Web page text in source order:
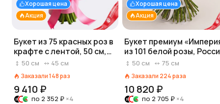
Акция
Хорошая цена
Букет из 75 красных роз в
крафте с лентой, 50 см,
Россия
50 см 45 см
Заказали148раз
9 410 ₽
по 2 352 ₽ ×4
Акция
Хорошая цена
Букет премиум
из 101 белой розы,
50 см
50 см 75 см
Заказали 224раза
10 820 ₽
по 2 705 ₽ ×4